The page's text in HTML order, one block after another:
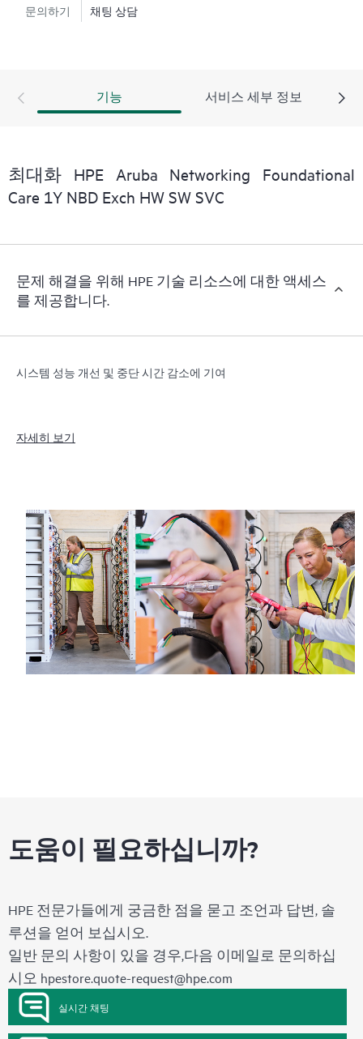
세스를 제공합니다. 고객은 소프트웨어 및 참조 설명서
또한 HPE Foundation Care 교환 서비스에서는 관련 제품
및 지원 정보에 대한 온라인 액세스도 제공하므로, 고객
문의하기 채팅 상담
기능 서비스 세부 정보
최대화 HPE Aruba Networking Foundational
Care 1Y NBD Exch HW SW SVC
문제 해결을 위해 HPE 기술 리소스에 대한 액세스
를 제공합니다.
시스템 성능 개선 및 중단 시간 감소에 기여
자세히 보기
도움이 필요하십니까?
HPE 전문가들에게 궁금한 점을 묻고 조언과 답변, 솔
루션을 얻어 보십시오.
일반 문의 사항이 있을 경우,다음 이메일로 문의하십
시오 hpestore.quote-request@hpe.com
실시간 채팅